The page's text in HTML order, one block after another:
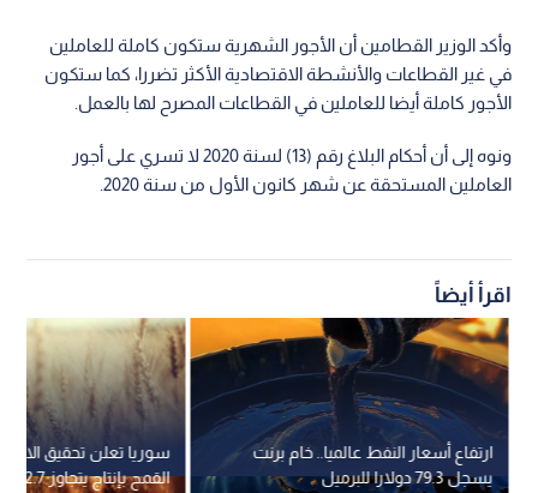
وأكد الوزير القطامين أن الأجور الشهرية ستكون كاملة للعاملين
في غير القطاعات والأنشطة الاقتصادية الأكثر تضررا، كما ستكون
الأجور كاملة أيضا للعاملين في القطاعات المصرح لها بالعمل.
ونوه إلى أن أحكام البلاغ رقم (13) لسنة 2020 لا تسري على أجور
العاملين المستحقة عن شهر كانون الأول من سنة 2020.
اقرأ أيضاً
سوريا تعلن تحقيق
القمح بإنتاج يتجاوز 2.7 مليون طن
ارتفاع أسعار النفط عالميا.. خام برنت
يسجل 79.3 دولارا للبرميل